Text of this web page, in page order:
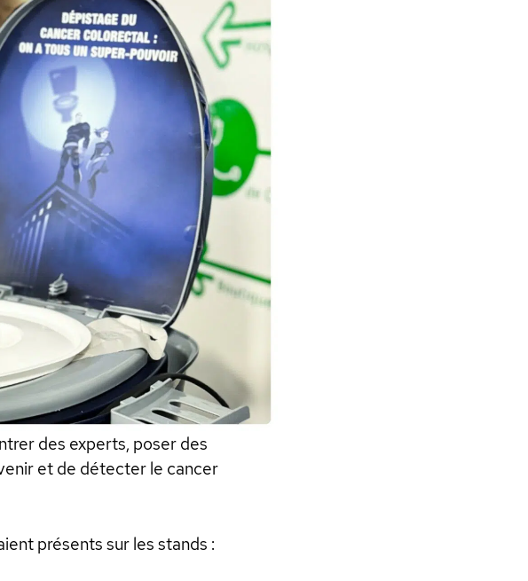
des experts, poser des
et de détecter le cancer
présents sur les stands :